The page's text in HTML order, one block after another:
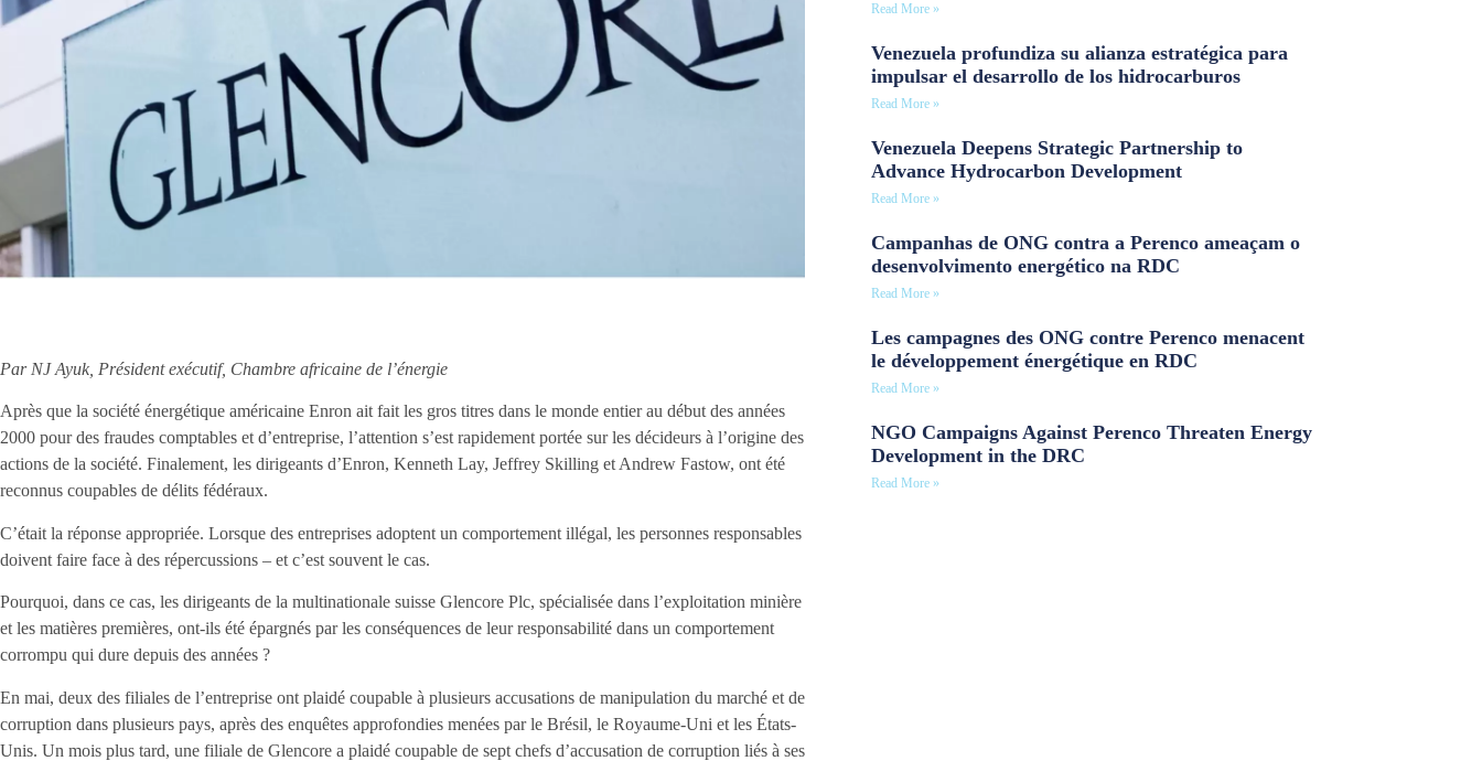
Par NJ Ayuk, Président exécutif, Chambre africaine de l’énergie
Après que la société énergétique américaine Enron ait fait les gros titres dans le monde entier au début des années
2000 pour des fraudes comptables et d’entreprise, l’attention s’est rapidement portée sur les décideurs à l’origine des
actions de la société. Finalement, les dirigeants d’Enron, Kenneth Lay, Jeffrey Skilling et Andrew Fastow, ont été
reconnus coupables de délits fédéraux.
C’était la réponse appropriée. Lorsque des entreprises adoptent un comportement illégal, les personnes responsables
doivent faire face à des répercussions – et c’est souvent le cas.
Pourquoi, dans ce cas, les dirigeants de la multinationale suisse Glencore Plc, spécialisée dans l’exploitation minière
et les matières premières, ont-ils été épargnés par les conséquences de leur responsabilité dans un comportement
corrompu qui dure depuis des années ?
En mai, deux des filiales de l’entreprise ont plaidé coupable à plusieurs accusations de manipulation du marché et de
corruption dans plusieurs pays, après des enquêtes approfondies menées par le Brésil, le Royaume-Uni et les États-
Unis. Un mois plus tard, une filiale de Glencore a plaidé coupable de sept chefs d’accusation de corruption liés à ses
Read More »
Venezuela profundiza su alianza estratégica para
impulsar el desarrollo de los hidrocarburos
Read More »
Venezuela Deepens Strategic Partnership to
Advance Hydrocarbon Development
Read More »
Campanhas de ONG contra a Perenco ameaçam o
desenvolvimento energético na RDC
Read More »
Les campagnes des ONG contre Perenco menacent
le développement énergétique en RDC
Read More »
NGO Campaigns Against Perenco Threaten Energy
Development in the DRC
Read More »